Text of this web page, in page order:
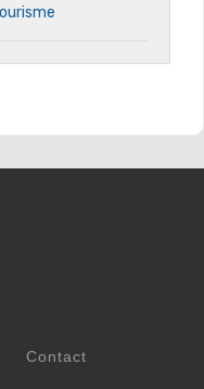
Contact